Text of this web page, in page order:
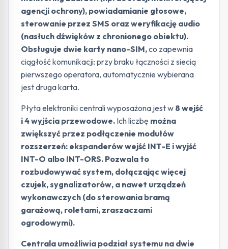
agencji ochrony), powiadamianie głosowe,
sterowanie przez SMS oraz weryfikację audio
(nasłuch dźwięków z chronionego obiektu).
Obsługuje dwie karty nano-SIM,co zapewnia
ciągłość komunikacji: przy braku łączności z siecią
pierwszego operatora, automatycznie wybierana
jest druga karta.
Płyta elektroniki centrali wyposażona jest w 8 wejść
i 4 wyjścia przewodowe. Ich liczbę można
zwiększyć przez podłączenie modułów
rozszerzeń: ekspanderów wejść INT-E i wyjść
INT-O albo INT-ORS. Pozwala to
rozbudowywać system, dołączając więcej
czujek, sygnalizatorów, a nawet urządzeń
wykonawczych (do sterowania bramą
garażową, roletami, zraszaczami
ogrodowymi).
Centrala umożliwia podział systemu na dwie